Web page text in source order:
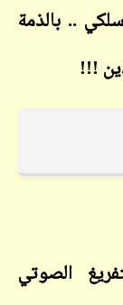
.. بالذمة
!!!
الصوتي